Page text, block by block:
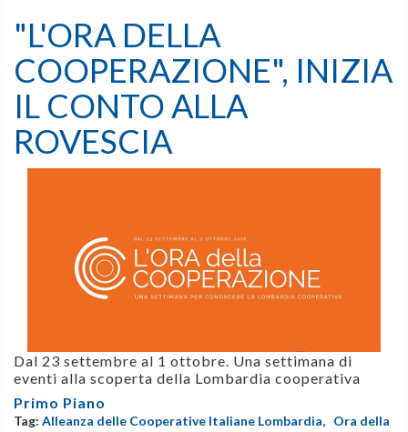
"L'ORA DELLA
COOPERAZIONE", INIZIA
IL CONTO ALLA
ROVESCIA
Dal 23 settembre al 1 ottobre. Una settimana di
eventi alla scoperta della Lombardia cooperativa
Primo Piano
Tag: Alleanza delle Cooperative Italiane Lombardia, Ora della